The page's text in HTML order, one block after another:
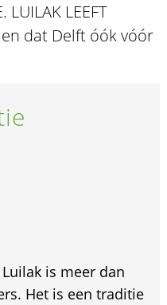
LUILAK LEEFT
dat Delft óók vóór
is meer dan
Het is een traditie